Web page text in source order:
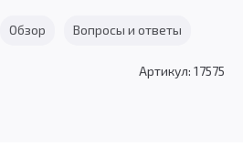
Обзор Вопросы и ответы
Артикул: 17575